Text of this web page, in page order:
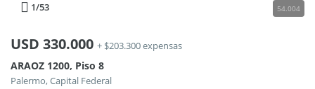
1/53 54.004
USD 330.000 + $203.300 expensas
ARAOZ 1200, Piso 8
Palermo, Capital Federal